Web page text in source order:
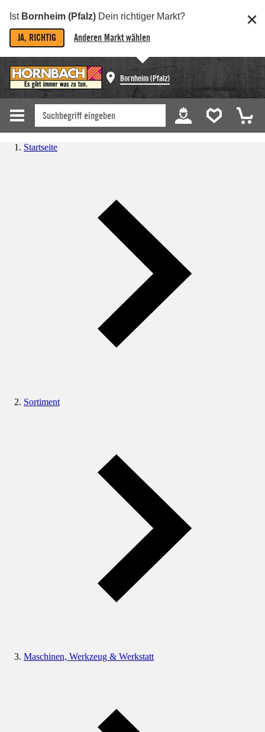
Ist Bornheim (Pfalz) Dein richtiger Markt?
JA, RICHTIG Anderen Markt wählen
Bornheim (Pfalz)
Startseite
Sortiment
Maschinen, Werkzeug & Werkstatt